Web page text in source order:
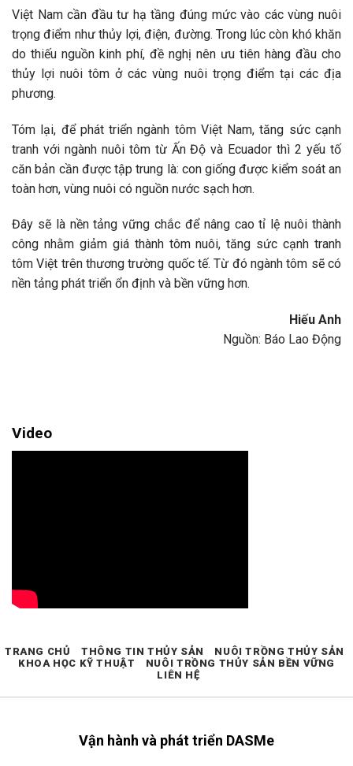
Việt Nam cần đầu tư hạ tầng đúng mức vào các vùng nuôi
trọng điểm như thủy lợi, điện, đường. Trong lúc còn khó khăn
do thiếu nguồn kinh phí, đề nghị nên ưu tiên hàng đầu cho
thủy lợi nuôi tôm ở các vùng nuôi trọng điểm tại các địa
phương.
Tóm lại, để phát triển ngành tôm Việt Nam, tăng sức cạnh
tranh với ngành nuôi tôm từ Ấn Độ và Ecuador thì 2 yếu tố
căn bản cần được tập trung là: con giống được kiểm soát an
toàn hơn, vùng nuôi có nguồn nước sạch hơn.
Đây sẽ là nền tảng vững chắc để nâng cao tỉ lệ nuôi thành
công nhằm giảm giá thành tôm nuôi, tăng sức cạnh tranh
tôm Việt trên thương trường quốc tế. Từ đó ngành tôm sẽ có
nền tảng phát triển ổn định và bền vững hơn.
Hiếu Anh
Nguồn: Báo Lao Động
Video
Vận hành và phát triển DASMe
TRANG CHỦ THÔNG TIN THỦY SẢN
NUÔI TRỒNG THỦY SẢN
KHOA HỌC KỸ THUẬT
NUÔI TRỒNG THỦY SẢN BỀN VỮNG
LIÊN HỆ